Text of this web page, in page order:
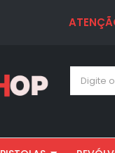
ATENÇÃO: